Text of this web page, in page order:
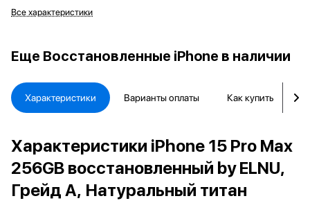
Все характеристики
Еще Восстановленные iPhone в наличии
Характеристики Варианты оплаты Как купить
Характеристики iPhone 15 Pro Max
256GB восстановленный by ELNU,
Грейд A, Натуральный титан